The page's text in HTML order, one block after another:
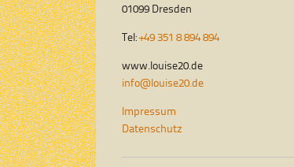
01099 Dresden
Tel:+49 351 8 894 894
www.louise20.de
info@louise20.de
Impressum
Datenschutz